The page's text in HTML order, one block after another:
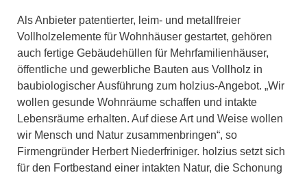
Als Anbieter patentierter, leim- und metallfreier
Vollholzelemente für Wohnhäuser gestartet, gehören
auch fertige Gebäudehüllen für Mehrfamilienhäuser,
öffentliche und gewerbliche Bauten aus Vollholz in
baubiologischer Ausführung zum holzius-Angebot. „Wir
wollen gesunde Wohnräume schaffen und intakte
Lebensräume erhalten. Auf diese Art und Weise wollen
wir Mensch und Natur zusammenbringen“, so
Firmengründer Herbert Niederfriniger. holzius setzt sich
für den Fortbestand einer intakten Natur, die Schonung